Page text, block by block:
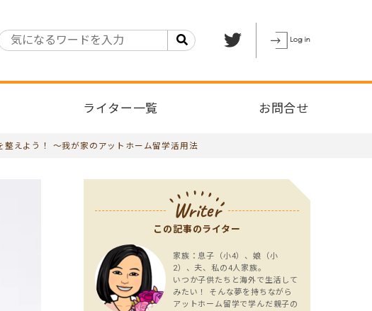
ライター一覧 お問合せ
えよう！ ～我が家のアットホーム留学活用法
Writer
この記事のライター
家族：息子（小4）、娘（小
2）、夫、私の4人家族。
いつか子供たちと海外で生活して
みたい！ そんな夢を持ちながら
アットホーム留学で学んだ親子の